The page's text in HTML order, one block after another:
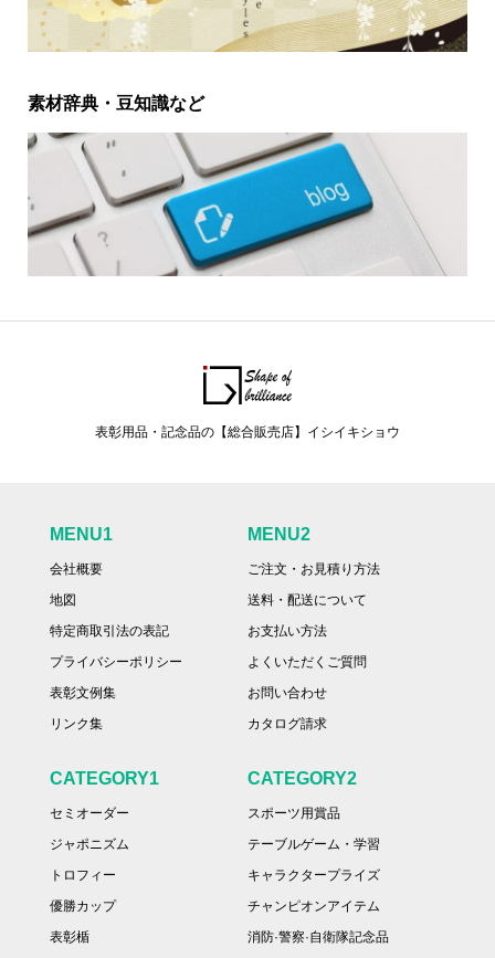
素材辞典・豆知識など
表彰用品・記念品の【総合販売店】イシイキショウ
MENU1
会社概要
地図
特定商取引法の表記
プライバシーポリシー
表彰文例集
リンク集
MENU2
ご注文・お見積り方法
送料・配送について
お支払い方法
よくいただくご質問
お問い合わせ
カタログ請求
CATEGORY1
セミオーダー
ジャポニズム
トロフィー
優勝カップ
表彰楯
CATEGORY2
スポーツ用賞品
テーブルゲーム・学習
キャラクタープライズ
チャンピオンアイテム
消防·警察·自衛隊記念品